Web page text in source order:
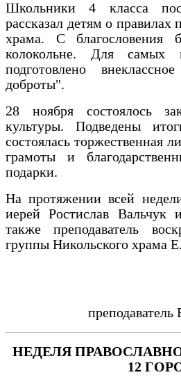
Школьники 4 класса
рассказал детям о правилах
храма. С благословения
колокольне. Для самых
подготовлено
доброты".
28 ноября состоялось
культуры. Подведены
состоялась торжественная
грамоты и
подарки.
На протяжении всей
иерей Ростислав Вальчук
также преподаватель
группы Никольского храма
НЕДЕЛЯ
12